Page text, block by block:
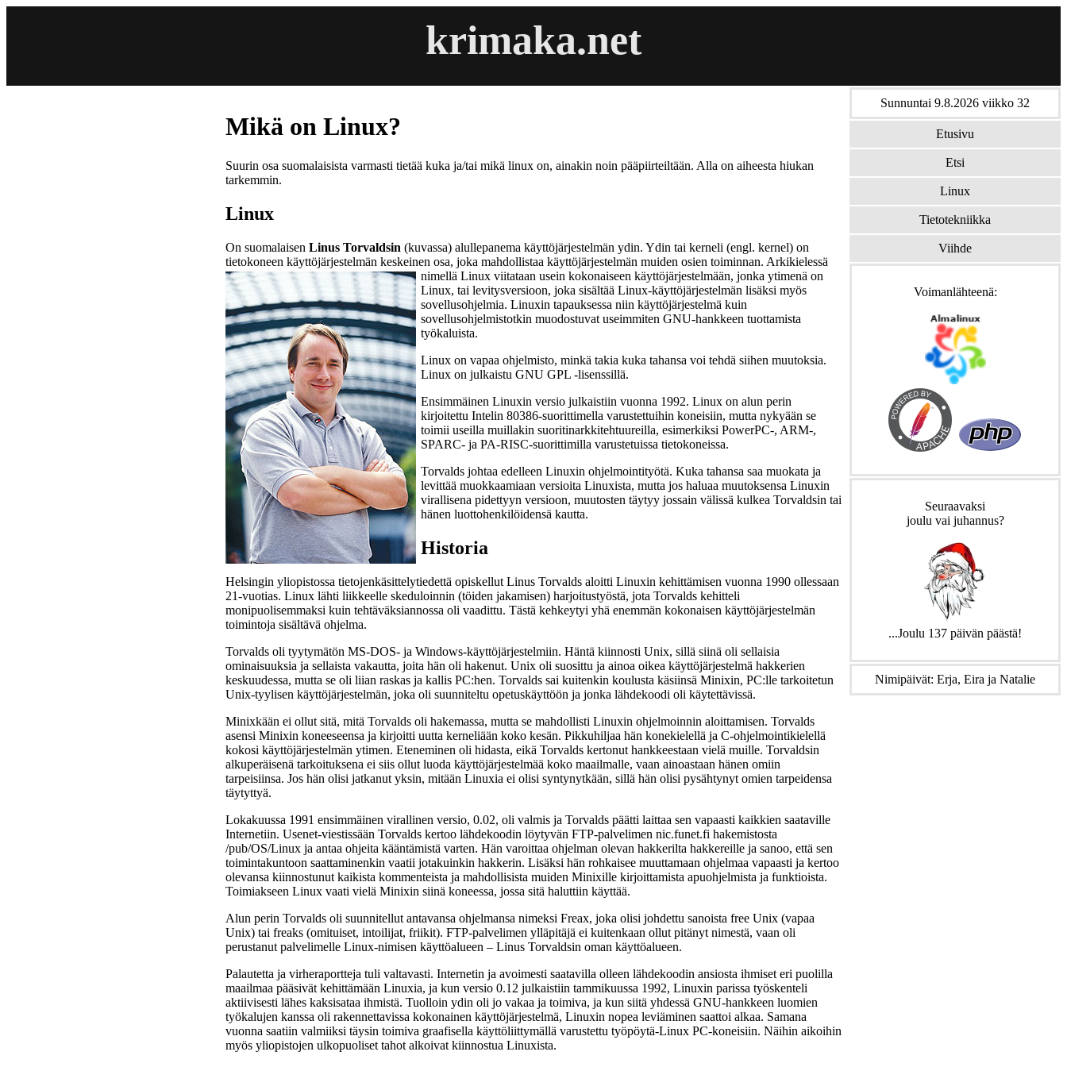
krimaka.net
Mikä on Linux?
Suurin osa suomalaisista varmasti tietää kuka ja/tai mikä linux on, ainakin noin pääpiirteiltään. Alla on aiheesta hiukan
tarkemmin.
Linux
On suomalaisen Linus Torvaldsin (kuvassa) alullepanema käyttöjärjestelmän ydin. Ydin tai kerneli (engl. kernel) on
tietokoneen käyttöjärjestelmän keskeinen osa, joka mahdollistaa käyttöjärjestelmän muiden osien toiminnan. Arkikielessä
nimellä Linux viitataan usein kokonaiseen käyttöjärjestelmään, jonka ytimenä on
Linux, tai levitysversioon, joka sisältää Linux-käyttöjärjestelmän lisäksi myös
sovellusohjelmia. Linuxin tapauksessa niin käyttöjärjestelmä kuin
sovellusohjelmistotkin muodostuvat useimmiten GNU-hankkeen tuottamista
työkaluista.
Linux on vapaa ohjelmisto, minkä takia kuka tahansa voi tehdä siihen muutoksia.
Linux on julkaistu GNU GPL -lisenssillä.
Ensimmäinen Linuxin versio julkaistiin vuonna 1992. Linux on alun perin
kirjoitettu Intelin 80386-suorittimella varustettuihin koneisiin, mutta nykyään se
toimii useilla muillakin suoritinarkkitehtuureilla, esimerkiksi PowerPC-, ARM-,
SPARC- ja PA-RISC-suorittimilla varustetuissa tietokoneissa.
Torvalds johtaa edelleen Linuxin ohjelmointityötä. Kuka tahansa saa muokata ja
levittää muokkaamiaan versioita Linuxista, mutta jos haluaa muutoksensa Linuxin
virallisena pidettyyn versioon, muutosten täytyy jossain välissä kulkea Torvaldsin tai
hänen luottohenkilöidensä kautta.
Historia
Helsingin yliopistossa tietojenkäsittelytiedettä opiskellut Linus Torvalds aloitti Linuxin kehittämisen vuonna 1990 ollessaan
21-vuotias. Linux lähti liikkeelle skeduloinnin (töiden jakamisen) harjoitustyöstä, jota Torvalds kehitteli
monipuolisemmaksi kuin tehtäväksiannossa oli vaadittu. Tästä kehkeytyi yhä enemmän kokonaisen käyttöjärjestelmän
toimintoja sisältävä ohjelma.
Torvalds oli tyytymätön MS-DOS- ja Windows-käyttöjärjestelmiin. Häntä kiinnosti Unix, sillä siinä oli sellaisia
ominaisuuksia ja sellaista vakautta, joita hän oli hakenut. Unix oli suosittu ja ainoa oikea käyttöjärjestelmä hakkerien
keskuudessa, mutta se oli liian raskas ja kallis PC:hen. Torvalds sai kuitenkin koulusta käsiinsä Minixin, PC:lle tarkoitetun
Unix-tyylisen käyttöjärjestelmän, joka oli suunniteltu opetuskäyttöön ja jonka lähdekoodi oli käytettävissä.
Minixkään ei ollut sitä, mitä Torvalds oli hakemassa, mutta se mahdollisti Linuxin ohjelmoinnin aloittamisen. Torvalds
asensi Minixin koneeseensa ja kirjoitti uutta kerneliään koko kesän. Pikkuhiljaa hän konekielellä ja C-ohjelmointikielellä
kokosi käyttöjärjestelmän ytimen. Eteneminen oli hidasta, eikä Torvalds kertonut hankkeestaan vielä muille. Torvaldsin
alkuperäisenä tarkoituksena ei siis ollut luoda käyttöjärjestelmää koko maailmalle, vaan ainoastaan hänen omiin
tarpeisiinsa. Jos hän olisi jatkanut yksin, mitään Linuxia ei olisi syntynytkään, sillä hän olisi pysähtynyt omien tarpeidensa
täytyttyä.
Lokakuussa 1991 ensimmäinen virallinen versio, 0.02, oli valmis ja Torvalds päätti laittaa sen vapaasti kaikkien saataville
Internetiin. Usenet-viestissään Torvalds kertoo lähdekoodin löytyvän FTP-palvelimen nic.funet.fi hakemistosta
/pub/OS/Linux ja antaa ohjeita kääntämistä varten. Hän varoittaa ohjelman olevan hakkerilta hakkereille ja sanoo, että sen
toimintakuntoon saattaminenkin vaatii jotakuinkin hakkerin. Lisäksi hän rohkaisee muuttamaan ohjelmaa vapaasti ja kertoo
olevansa kiinnostunut kaikista kommenteista ja mahdollisista muiden Minixille kirjoittamista apuohjelmista ja funktioista.
Toimiakseen Linux vaati vielä Minixin siinä koneessa, jossa sitä haluttiin käyttää.
Alun perin Torvalds oli suunnitellut antavansa ohjelmansa nimeksi Freax, joka olisi johdettu sanoista free Unix (vapaa
Unix) tai freaks (omituiset, intoilijat, friikit). FTP-palvelimen ylläpitäjä ei kuitenkaan ollut pitänyt nimestä, vaan oli
perustanut palvelimelle Linux-nimisen käyttöalueen – Linus Torvaldsin oman käyttöalueen.
Palautetta ja virheraportteja tuli valtavasti. Internetin ja avoimesti saatavilla olleen lähdekoodin ansiosta ihmiset eri puolilla
maailmaa pääsivät kehittämään Linuxia, ja kun versio 0.12 julkaistiin tammikuussa 1992, Linuxin parissa työskenteli
aktiivisesti lähes kaksisataa ihmistä. Tuolloin ydin oli jo vakaa ja toimiva, ja kun siitä yhdessä GNU-hankkeen luomien
työkalujen kanssa oli rakennettavissa kokonainen käyttöjärjestelmä, Linuxin nopea leviäminen saattoi alkaa. Samana
vuonna saatiin valmiiksi täysin toimiva graafisella käyttöliittymällä varustettu työpöytä-Linux PC-koneisiin. Näihin aikoihin
myös yliopistojen ulkopuoliset tahot alkoivat kiinnostua Linuxista.
Sunnuntai 9.8.2026 viikko 32
Etusivu
Etsi
Linux
Tietotekniikka
Viihde
Voimanlähteenä:
Seuraavaksi
joulu vai juhannus?
...Joulu 137 päivän päästä!
Nimipäivät: Erja, Eira ja Natalie